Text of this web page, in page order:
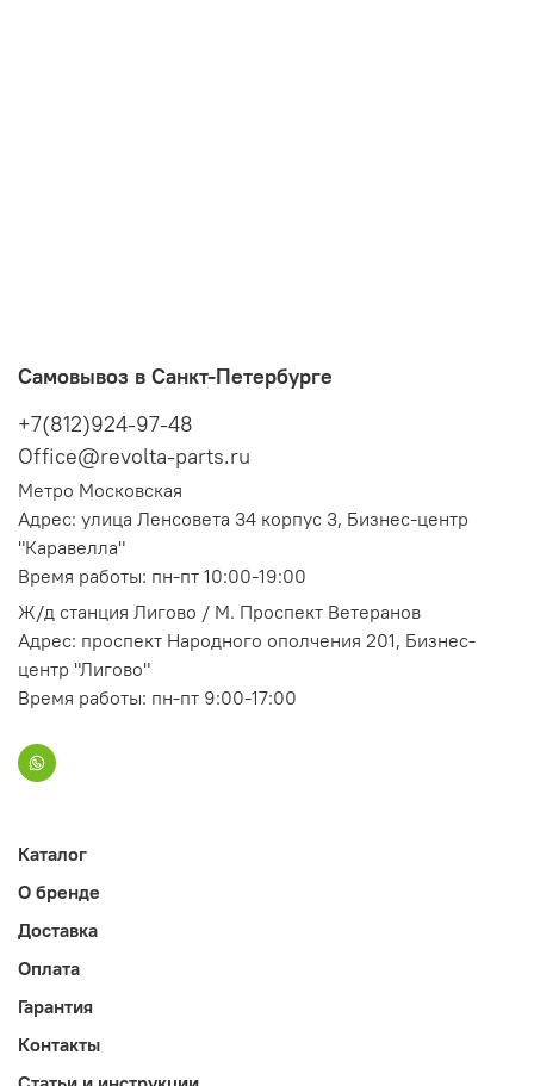
Самовывоз в Санкт-Петербурге
+7(812)924-97-48
Office@revolta-parts.ru
Метро Московская
Адрес: улица Ленсовета 34 корпус 3, Бизнес-центр
"Каравелла"
Время работы: пн-пт 10:00-19:00
Ж/д станция Лигово / М. Проспект Ветеранов
Адрес: проспект Народного ополчения 201, Бизнес-
центр "Лигово"
Время работы: пн-пт 9:00-17:00
Каталог
О бренде
Доставка
Оплата
Гарантия
Контакты